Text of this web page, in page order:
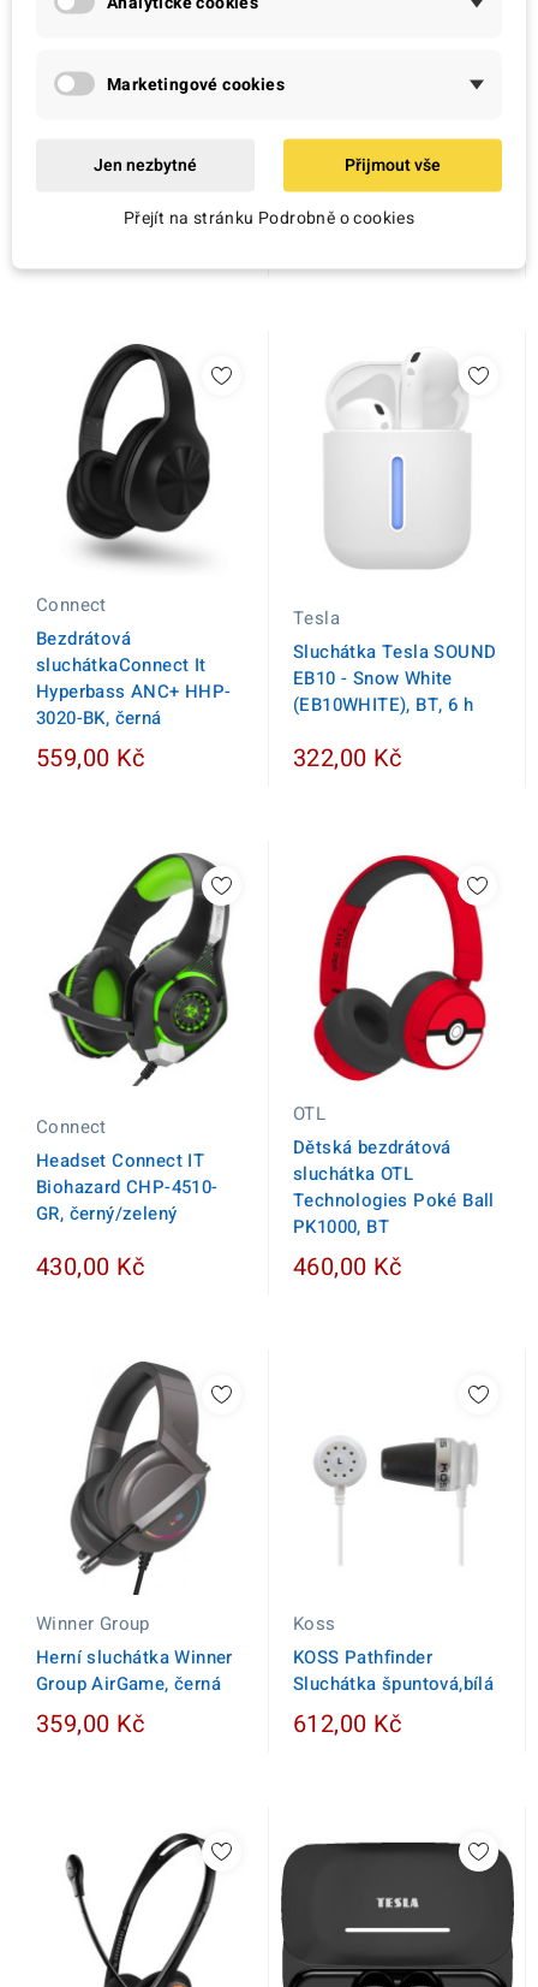
Bezdrátová sluchátka
AKAI BTH-B6ANC, černá
Koss
Špuntová sluchátka
Koss KEB/9i, modrá
Connect
Bezdrátová
sluchátkaConnect It
Hyperbass ANC+ HHP-
3020-BK, černá
559,00 Kč
Tesla
Sluchátka Tesla SOUND
EB10 - Snow White
(EB10WHITE), BT, 6 h
322,00 Kč
Connect
Headset Connect IT
Biohazard CHP-4510-
GR, černý/zelený
430,00 Kč
OTL
Dětská bezdrátová
sluchátka OTL
Technologies Poké Ball
PK1000, BT
460,00 Kč
Winner Group
Herní sluchátka Winner
Group AirGame, černá
359,00 Kč
Koss
KOSS Pathfinder
Sluchátka špuntová,bílá
612,00 Kč
Marketingové cookies
Jen nezbytné Přijmout vše
Přejít na stránku Podrobně o cookies